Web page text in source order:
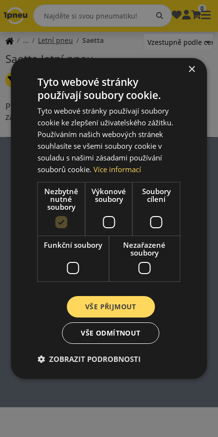
0
Letní pneu Saetta
Saetta letní pneu
Změnit filtr Letní Akční produkty
Produkty splňující kritéria vyhledávání nejsou
zahrnuty v naší nabídce
Impresum
Zásady ochrany osobních údajů
Nákupní podmínky
Impresum
Dodací a platební podmínky
Online prohlášení o odstoupení od smlouvy
×
Tyto webové stránky
používají soubory cookie.
Tyto webové stránky používají soubory
cookie ke zlepšení uživatelského zážitku.
Používáním našich webových stránek
souhlasíte se všemi soubory cookie v
souladu s našimi zásadami používání
souborů cookie.Více informací
Nezbytně
nutné
soubory
Výkonové
soubory
Soubory
cílení
Funkční soubory
Nezařazené
soubory
VŠE PŘIJMOUT
VŠE ODMÍTNOUT
ZOBRAZIT PODROBNOSTI